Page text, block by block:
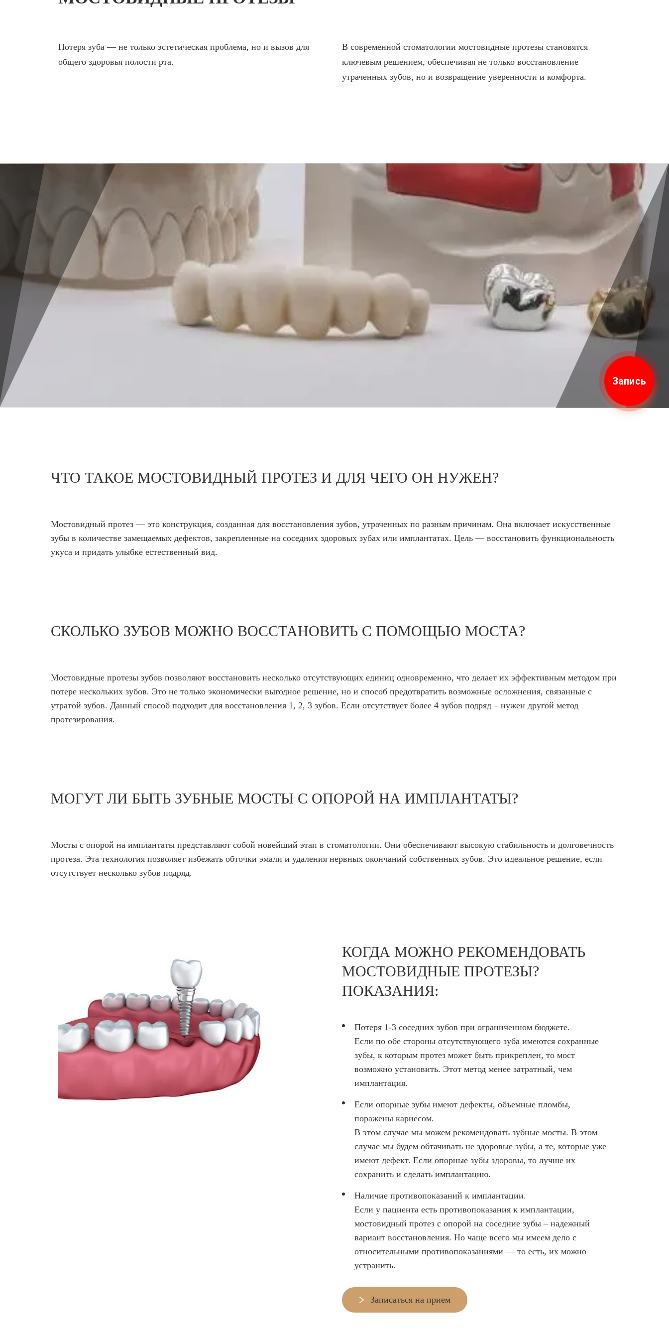
Запись
ЛЕЧЕНИЕ ЗУБОВ ПОД НАРКОЗОМ
ВИНИРЫ
ФОТОГАЛЕРЕЯ
ОФИЦИАЛЬНАЯ
ИНФОРМАЦИЯ
ОБОРУДОВАНИЕ
Потеря зуба — не только эстетическая проблема, но и вызов для
общего здоровья полости рта.
В современной стоматологии мостовидные протезы становятся
ключевым решением, обеспечивая не только восстановление
утраченных зубов, но и возвращение уверенности и комфорта.
ЧТО ТАКОЕ МОСТОВИДНЫЙ ПРОТЕЗ И ДЛЯ ЧЕГО ОН НУЖЕН?
Мостовидный протез — это конструкция, созданная для восстановления зубов, утраченных по разным причинам. Она включает искусственные
зубы в количестве замещаемых дефектов, закрепленные на соседних здоровых зубах или имплантатах. Цель — восстановить функциональность
укуса и придать улыбке естественный вид.
СКОЛЬКО ЗУБОВ МОЖНО ВОССТАНОВИТЬ С ПОМОЩЬЮ МОСТА?
Мостовидные протезы зубов позволяют восстановить несколько отсутствующих единиц одновременно, что делает их эффективным методом при
потере нескольких зубов. Это не только экономически выгодное решение, но и способ предотвратить возможные осложнения, связанные с
утратой зубов. Данный способ подходит для восстановления 1, 2, 3 зубов. Если отсутствует более 4 зубов подряд – нужен другой метод
протезирования.
МОГУТ ЛИ БЫТЬ ЗУБНЫЕ МОСТЫ С ОПОРОЙ НА ИМПЛАНТАТЫ?
Мосты с опорой на имплантаты представляют собой новейший этап в стоматологии. Они обеспечивают высокую стабильность и долговечность
протеза. Эта технология позволяет избежать обточки эмали и удаления нервных окончаний собственных зубов. Это идеальное решение, если
отсутствует несколько зубов подряд.
КОГДА МОЖНО РЕКОМЕНДОВАТЬ
МОСТОВИДНЫЕ ПРОТЕЗЫ?
ПОКАЗАНИЯ:
Потеря 1-3 соседних зубов при ограниченном бюджете.
Если по обе стороны отсутствующего зуба имеются сохранные
зубы, к которым протез может быть прикреплен, то мост
возможно установить. Этот метод менее затратный, чем
имплантация.
Если опорные зубы имеют дефекты, объемные пломбы,
поражены кариесом.
В этом случае мы можем рекомендовать зубные мосты. В этом
случае мы будем обтачивать не здоровые зубы, а те, которые уже
имеют дефект. Если опорные зубы здоровы, то лучше их
сохранить и сделать имплантацию.
Наличие противопоказаний к имплантации.
Если у пациента есть противопоказания к имплантации,
мостовидный протез с опорой на соседние зубы – надежный
вариант восстановления. Но чаще всего мы имеем дело с
относительными противопоказаниями — то есть, их можно
устранить.
Записаться на прием